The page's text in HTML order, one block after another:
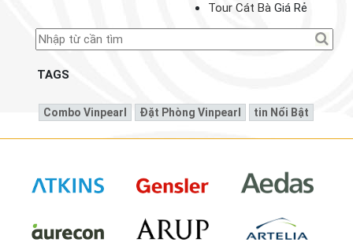
Tour Cát Bà Giá Rẻ
TAGS
Combo Vinpearl Đặt Phòng Vinpearl Tin Nổi Bật